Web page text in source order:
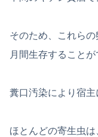
そのため、これら
月間生存することが
糞口汚染により宿主
ほとんどの寄生虫